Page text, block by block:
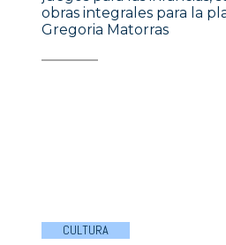
obras integrales para la
Gregoria Matorras
CULTURA